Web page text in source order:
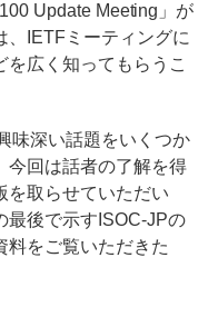
Update Meeting」が
、IETFミーティングに
広く知ってもらうこ
味深い話題をいくつか
今回は話者の了解を得
を取らせていただい
最後で示すISOC-JPの
料をご覧いただきた